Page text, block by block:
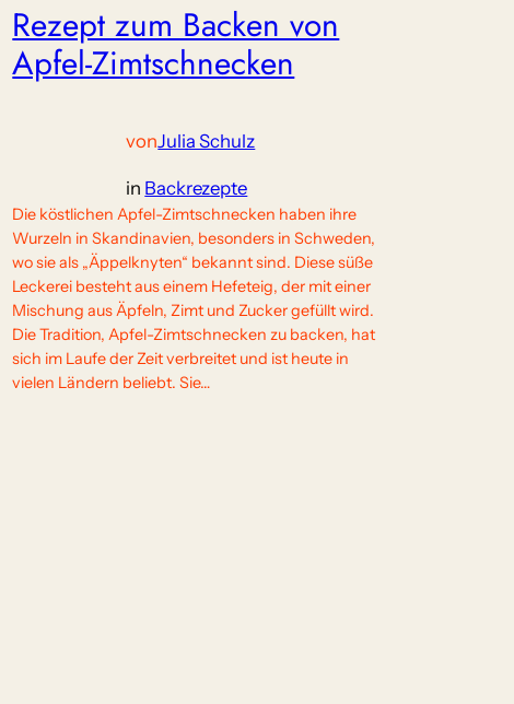
Rezept zum Backen von
Apfel-Zimtschnecken
vonJulia Schulz
in Backrezepte
Die köstlichen Apfel-Zimtschnecken haben ihre
Wurzeln in Skandinavien, besonders in Schweden,
wo sie als „Äppelknyten“ bekannt sind. Diese süße
Leckerei besteht aus einem Hefeteig, der mit einer
Mischung aus Äpfeln, Zimt und Zucker gefüllt wird.
Die Tradition, Apfel-Zimtschnecken zu backen, hat
sich im Laufe der Zeit verbreitet und ist heute in
vielen Ländern beliebt. Sie…